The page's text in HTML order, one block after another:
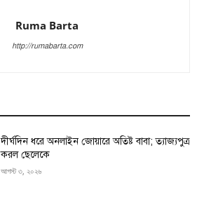
Ruma Barta
http://rumabarta.com
দীর্ঘদিন ধরে অনলাইন জোয়ারে অতিষ্ট বাবা; ত্যাজ্যপুত্র
করল ছেলেকে
আগস্ট ৩, ২০২৬